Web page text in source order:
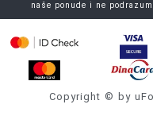
naše ponude i ne
Copyright © by